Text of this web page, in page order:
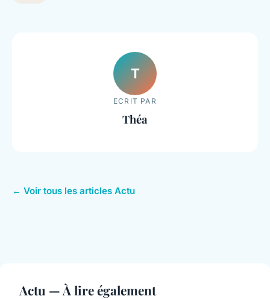
T
ECRIT PAR
Théa
← Voir tous les articles Actu
Actu — À lire également